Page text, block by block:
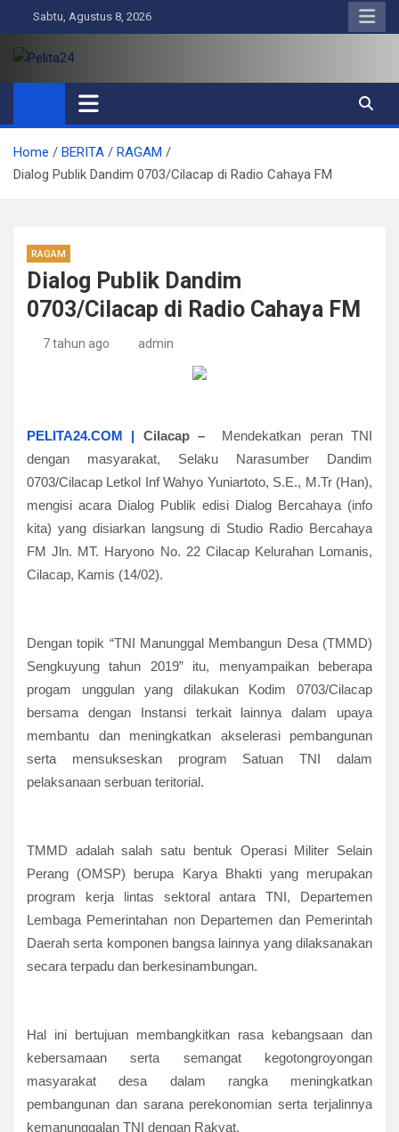
to
content
Sabtu, Agustus 8, 2026
Pelita24
Aktual, Mendalam dan Terpercaya
Home BERITA
RAGAM
Dialog Publik Dandim 0703/Cilacap di Radio Cahaya FM
RAGAM
Dialog Publik Dandim
0703/Cilacap di Radio Cahaya FM
7 tahun ago admin
PELITA24.COM | Cilacap –
Mendekatkan peran TNI
dengan masyarakat, Selaku Narasumber Dandim
0703/Cilacap Letkol Inf Wahyo Yuniartoto, S.E., M.Tr (Han),
mengisi acara Dialog Publik edisi Dialog Bercahaya (info
kita) yang disiarkan langsung di Studio Radio Bercahaya
FM Jln. MT. Haryono No. 22 Cilacap Kelurahan Lomanis,
Cilacap, Kamis (14/02).
Dengan topik “TNI Manunggal Membangun Desa (TMMD)
Sengkuyung tahun 2019” itu, menyampaikan beberapa
progam unggulan yang dilakukan Kodim 0703/Cilacap
bersama dengan Instansi terkait lainnya dalam upaya
membantu dan meningkatkan akselerasi pembangunan
serta mensukseskan program Satuan TNI dalam
pelaksanaan serbuan teritorial.
TMMD adalah salah satu bentuk Operasi Militer Selain
Perang (OMSP) berupa Karya Bhakti yang merupakan
program kerja lintas sektoral antara TNI, Departemen
Lembaga Pemerintahan non Departemen dan Pemerintah
Daerah serta komponen bangsa lainnya yang dilaksanakan
secara terpadu dan berkesinambungan.
Hal ini bertujuan membangkitkan rasa kebangsaan dan
kebersamaan serta semangat kegotongroyongan
masyarakat desa dalam rangka meningkatkan
pembangunan dan sarana perekonomian serta terjalinnya
kemanunggalan TNI dengan Rakyat.